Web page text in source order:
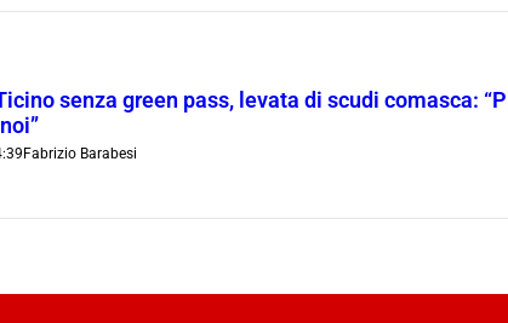
senza green pass, levata di scudi comasca:
Fabrizio Barabesi